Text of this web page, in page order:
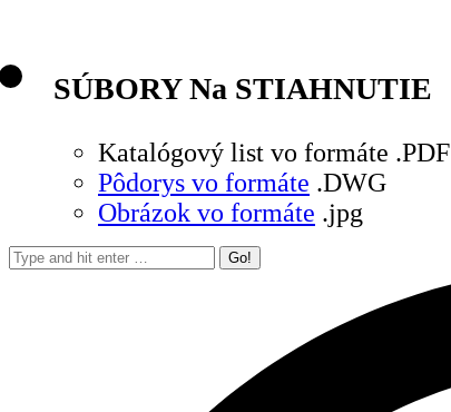
SÚBORY Na STIAHNUTIE
Katalógový list vo formáte .PDF
Pôdorys vo formáte .DWG
Obrázok vo formáte .jpg
Search: